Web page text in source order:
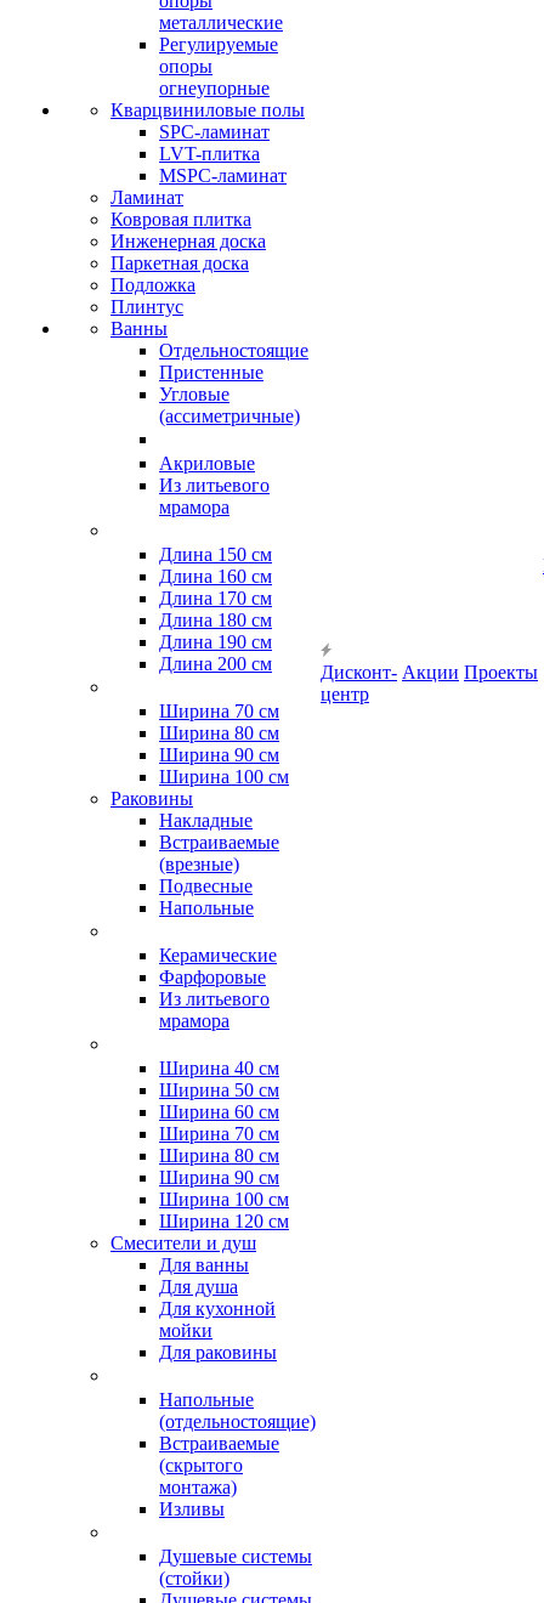
металлические
Регулируемые
опоры
огнеупорные
Кварцвиниловые полы
SPC-ламинат
LVT-плитка
MSPC-ламинат
Ламинат
Ковровая плитка
Инженерная доска
Паркетная доска
Подложка
Плинтус
Ванны
Отдельностоящие
Пристенные
Угловые
(ассиметричные)
Акриловые
Из литьевого
мрамора
Длина 150 см
Длина 160 см
Длина 170 см
Длина 180 см
Длина 190 см
Длина 200 см
Ширина 70 см
Ширина 80 см
Ширина 90 см
Ширина 100 см
Раковины
Накладные
Встраиваемые
(врезные)
Подвесные
Напольные
Керамические
Фарфоровые
Из литьевого
мрамора
Ширина 40 см
Ширина 50 см
Ширина 60 см
Ширина 70 см
Ширина 80 см
Ширина 90 см
Ширина 100 см
Ширина 120 см
Смесители и душ
Для ванны
Для душа
Для кухонной
мойки
Для раковины
Напольные
(отдельностоящие)
Встраиваемые
(скрытого
монтажа)
Изливы
Душевые системы
(стойки)
Дисконт-
центр
Акции Проекты